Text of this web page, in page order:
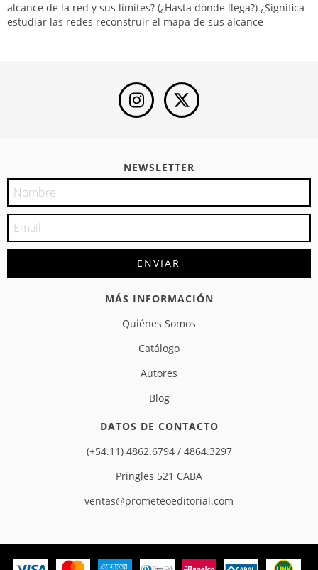
alcance de la red y sus límites? (¿Hasta dónde llega?) ¿Significa
estudiar las redes reconstruir el mapa de sus alcance
NEWSLETTER
MÁS INFORMACIÓN
Quiénes Somos
Catálogo
Autores
Blog
DATOS DE CONTACTO
(+54.11) 4862.6794 / 4864.3297
Pringles 521 CABA
ventas@prometeoeditorial.com